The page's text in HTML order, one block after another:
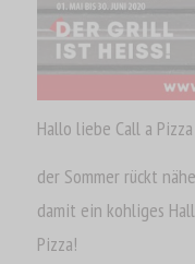
Hallo liebe Call a Pizza
der Sommer rückt
damit ein kohliges
Pizza!